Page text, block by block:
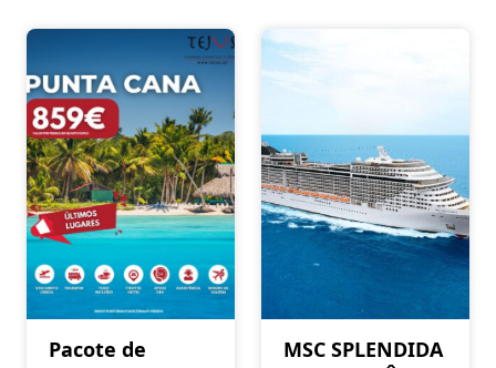
Pacote de
MSC SPLENDIDA